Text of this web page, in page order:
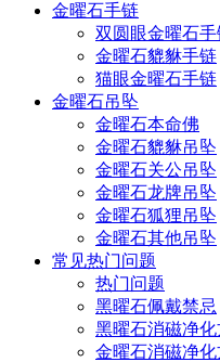
金曜石手链
双圆眼金曜石手
金曜石貔貅手链
猫眼金曜石手链
金曜石吊坠
金曜石本命佛
金曜石貔貅吊坠
金曜石关公吊坠
金曜石龙牌吊坠
金曜石狐狸吊坠
金曜石其他吊坠
常见热门问题
热门问题
黑曜石佩戴禁忌
黑曜石消磁净
金曜石消磁净